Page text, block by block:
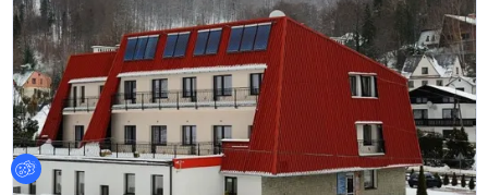
Ustawienia plików cookies